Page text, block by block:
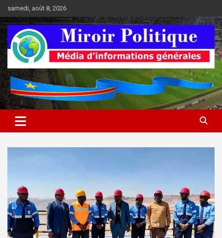
au
contenu
samedi, août 8, 2026
Médias d'informations socio-
politiques
Médias d'informations socio-politiques